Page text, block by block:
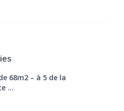
68m2 – à 5 de la
...